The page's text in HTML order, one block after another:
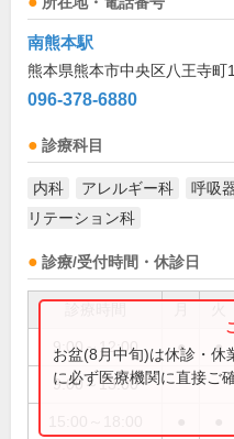
南熊本駅
熊本県熊本市中央区八王寺町
096-378-6880
診療科目
内科 アレルギー科 呼吸
リテーション科
診療/受付時間・休診日
9:00～12:00 ● ●
9:00～13:00
お盆(8月中旬)は休診・休
に必ず医療機関に直接ご